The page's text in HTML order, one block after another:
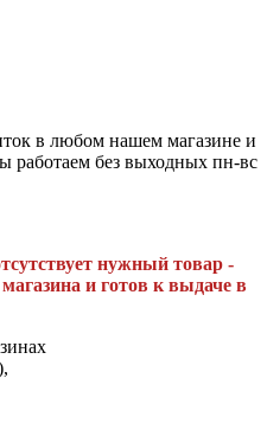
в любом нашем магазине и
работаем без выходных пн-вс
нужный товар -
магазина и готов к выдаче в